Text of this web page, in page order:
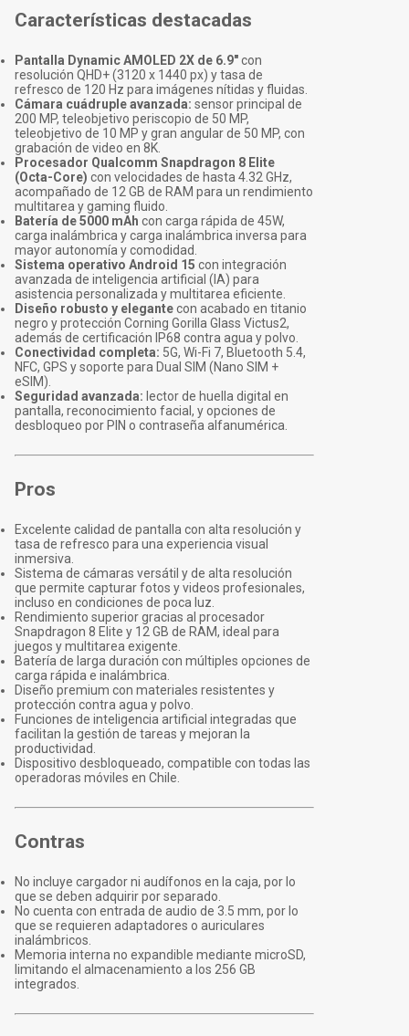
Características destacadas
Pantalla Dynamic AMOLED 2X de 6.9"con
resolución QHD+ (3120 x 1440 px) y tasa de
refresco de 120 Hz para imágenes nítidas y fluidas.
Cámara cuádruple avanzada: sensor principal de
200 MP, teleobjetivo periscopio de 50 MP,
teleobjetivo de 10 MP y gran angular de 50 MP, con
grabación de video en 8K.
Procesador Qualcomm Snapdragon 8 Elite
(Octa-Core) con velocidades de hasta 4.32 GHz,
acompañado de 12 GB de RAM para un rendimiento
multitarea y gaming fluido.
Batería de 5000 mAh con carga rápida de 45W,
carga inalámbrica y carga inalámbrica inversa para
mayor autonomía y comodidad.
Sistema operativo Android 15 con integración
avanzada de inteligencia artificial (IA) para
asistencia personalizada y multitarea eficiente.
Diseño robusto y elegantecon acabado en titanio
negro y protección Corning Gorilla Glass Victus2,
además de certificación IP68 contra agua y polvo.
Conectividad completa: 5G, Wi-Fi 7, Bluetooth 5.4,
NFC, GPS y soporte para Dual SIM (Nano SIM +
eSIM).
Seguridad avanzada: lector de huella digital en
pantalla, reconocimiento facial, y opciones de
desbloqueo por PIN o contraseña alfanumérica.
Pros
Excelente calidad de pantalla con alta resolución y
tasa de refresco para una experiencia visual
inmersiva.
Sistema de cámaras versátil y de alta resolución
que permite capturar fotos y videos profesionales,
incluso en condiciones de poca luz.
Rendimiento superior gracias al procesador
Snapdragon 8 Elite y 12 GB de RAM, ideal para
juegos y multitarea exigente.
Batería de larga duración con múltiples opciones de
carga rápida e inalámbrica.
Diseño premium con materiales resistentes y
protección contra agua y polvo.
Funciones de inteligencia artificial integradas que
facilitan la gestión de tareas y mejoran la
productividad.
Dispositivo desbloqueado, compatible con todas las
operadoras móviles en Chile.
Contras
No incluye cargador ni audífonos en la caja, por lo
que se deben adquirir por separado.
No cuenta con entrada de audio de 3.5 mm, por lo
que se requieren adaptadores o auriculares
inalámbricos.
Memoria interna no expandible mediante microSD,
limitando el almacenamiento a los 256 GB
integrados.